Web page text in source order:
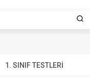
1. SINIF TESTLERI